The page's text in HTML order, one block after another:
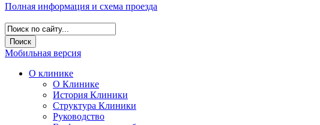
Полная информация и схема проезда
Мобильная версия
О клинике
О Клинике
История Клиники
Структура Клиники
Руководство